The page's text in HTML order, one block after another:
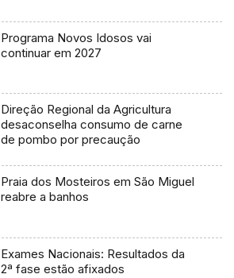
Programa Novos Idosos vai
continuar em 2027
Direção Regional da Agricultura
desaconselha consumo de carne
de pombo por precaução
Praia dos Mosteiros em São Miguel
reabre a banhos
Exames Nacionais: Resultados da
2ª fase estão afixados